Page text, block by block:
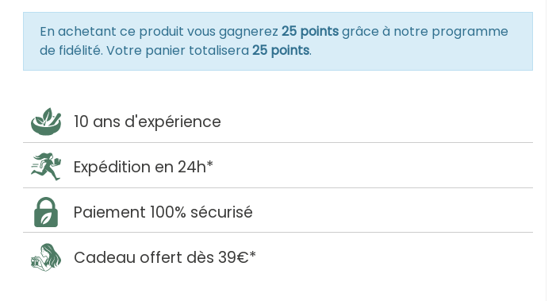
En achetant ce produit vous gagnerez 25 pointsgrâce à notre programme
de fidélité. Votre panier totalisera25 points.
10 ans d'expérience
Expédition en 24h*
Paiement 100% sécurisé
Cadeau offert dès 39€*